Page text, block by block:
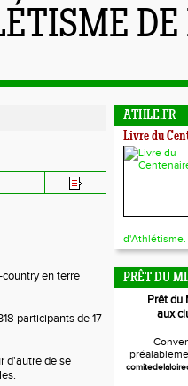
DE
en terre
participants de 17
d'autre de se
ATHLE.FR
Livre du
d'Athlétisme.
PRÊT DU
Prêt du
aux